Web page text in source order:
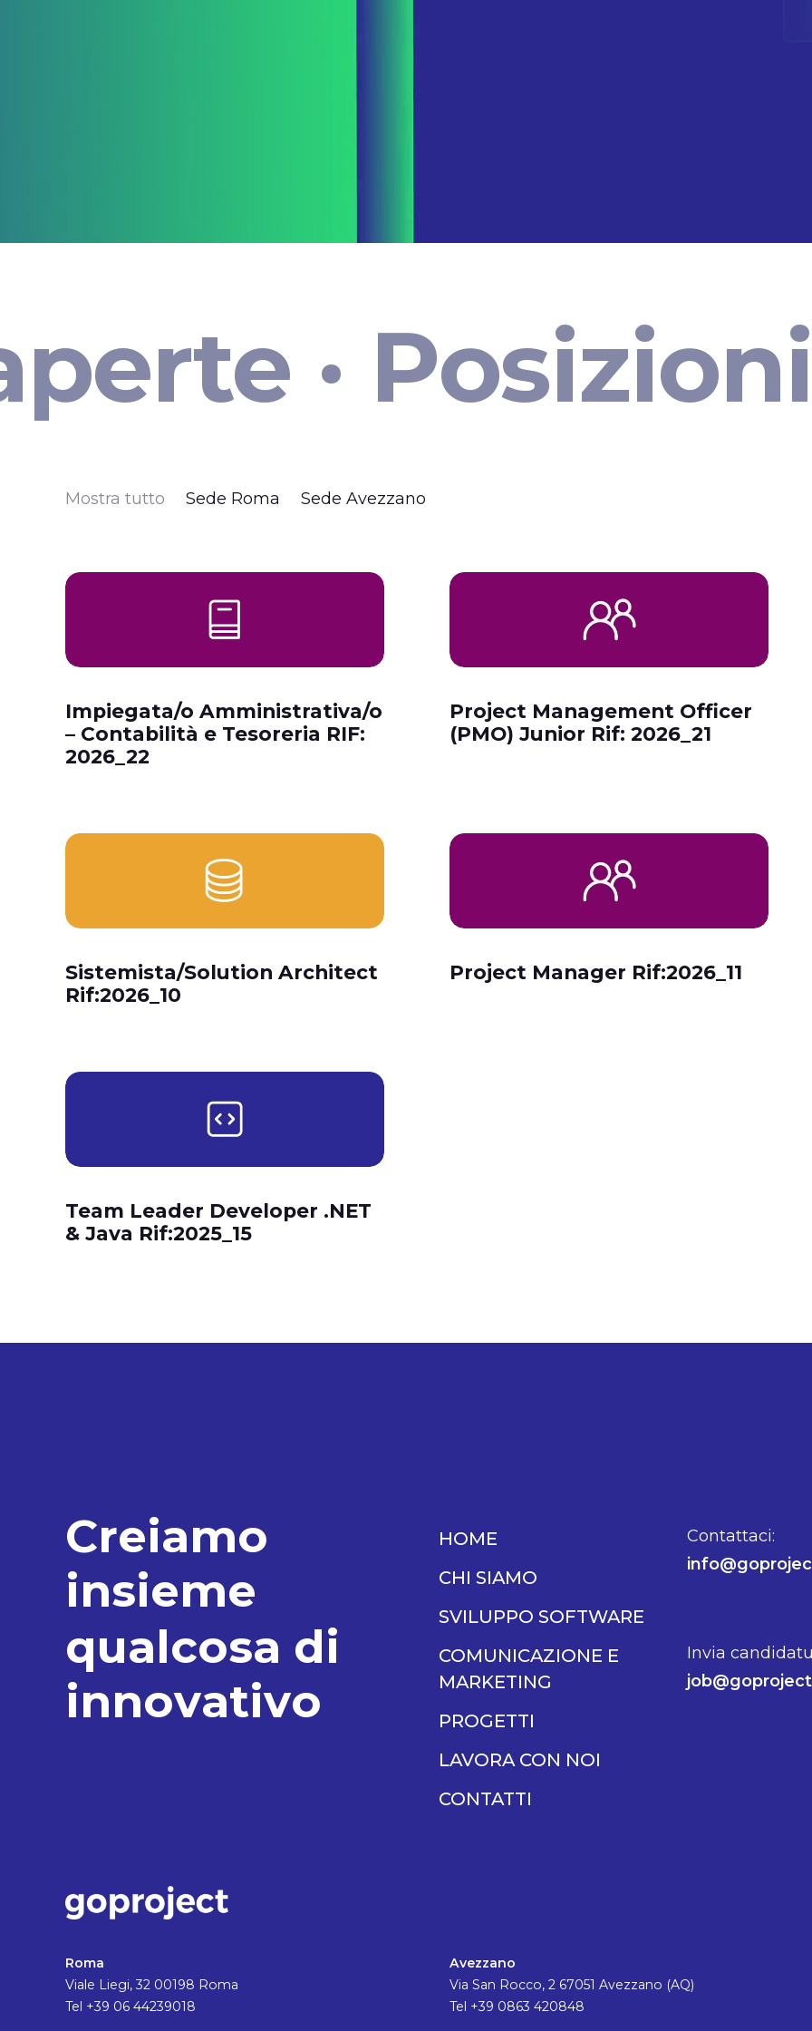
·
Mostra tutto Sede Roma Sede Avezzano
Impiegata/o Amministrativa/o
– Contabilità e Tesoreria RIF:
2026_22
Project Management Officer
(PMO) Junior Rif: 2026_21
Sistemista/Solution Architect
Rif:2026_10
Project Manager Rif:2026_11
Team Leader Developer .NET
& Java Rif:2025_15
Creiamo
insieme
qualcosa di
innovativo
HOME
CHI SIAMO
SVILUPPO SOFTWARE
COMUNICAZIONE E
MARKETING
PROGETTI
LAVORA CON NOI
CONTATTI
Contattaci:
Invia
Roma
Viale Liegi, 32 00198 Roma
Tel +39 06 44239018
Avezzano
Via San Rocco, 2 67051 Avezzano (AQ)
Tel +39 0863 420848